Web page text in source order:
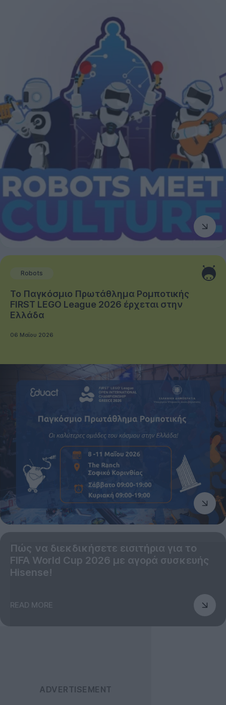
Robots
Το Παγκόσμιο Πρωτάθλημα Ρομποτικής
FIRST LEGO League 2026 έρχεται στην
Ελλάδα
06 Μαΐου 2026
Πώς να διεκδικήσετε εισιτήρια για το
FIFA World Cup 2026 με αγορά συσκευής
Hisense!
READ MORE